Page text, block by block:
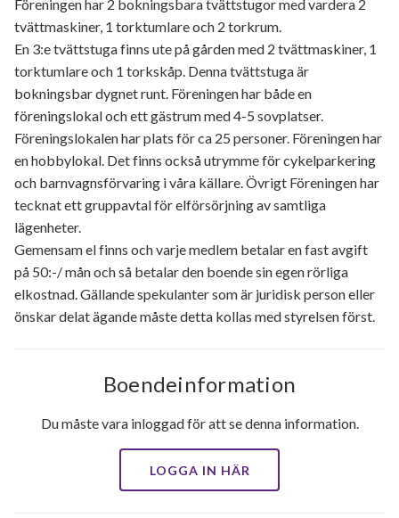
Föreningen har 2 bokningsbara tvättstugor med vardera 2
tvättmaskiner, 1 torktumlare och 2 torkrum.
En 3:e tvättstuga finns ute på gården med 2 tvättmaskiner, 1
torktumlare och 1 torkskåp. Denna tvättstuga är
bokningsbar dygnet runt. Föreningen har både en
föreningslokal och ett gästrum med 4-5 sovplatser.
Föreningslokalen har plats för ca 25 personer. Föreningen har
en hobbylokal. Det finns också utrymme för cykelparkering
och barnvagnsförvaring i våra källare. Övrigt Föreningen har
tecknat ett gruppavtal för elförsörjning av samtliga
lägenheter.
Gemensam el finns och varje medlem betalar en fast avgift
på 50:-/ mån och så betalar den boende sin egen rörliga
elkostnad. Gällande spekulanter som är juridisk person eller
önskar delat ägande måste detta kollas med styrelsen först.
Boendeinformation
Du måste vara inloggad för att se denna information.
LOGGA IN HÄR